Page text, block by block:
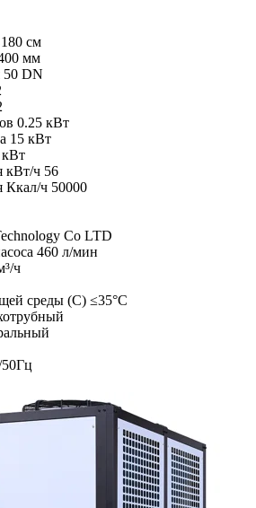
см
мм
50 DN
0.25 кВт
15 кВт
кВт
кВт/ч 56
Ккал/ч 50000
Co LTD
460 л/мин
ч
среды (С) ≤35°C